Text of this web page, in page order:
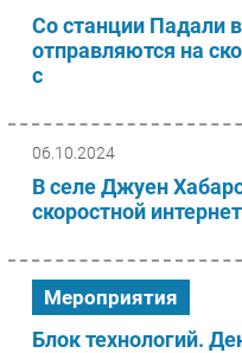
Со станции Падали
отправляются на
с
06.10.2024
В селе Джуен
скоростной интернет
Мероприятия
Блок технологий.